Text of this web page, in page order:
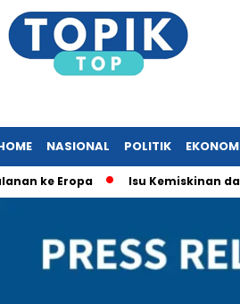
NASIONAL POLITIK
Eropa Isu Kemiskinan dan Siber